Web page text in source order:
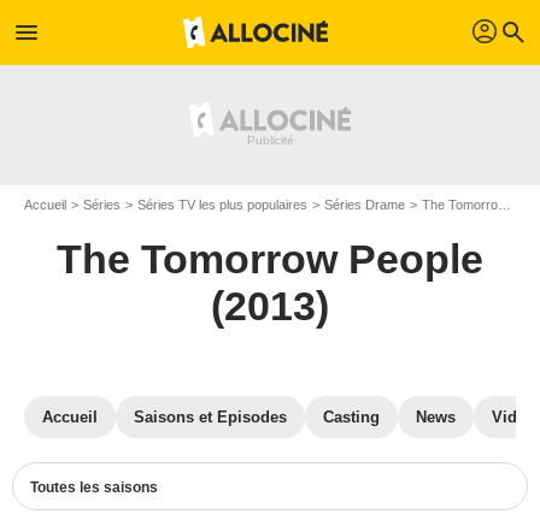
menu profil search
Accueil Séries Séries TV les plus populaires Séries Drame The Tomorrow People (2013)
The Tomorrow People
(2013)
Accueil Saisons et Episodes Casting News
Toutes les saisons